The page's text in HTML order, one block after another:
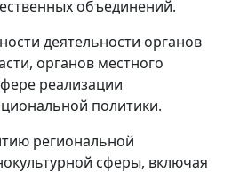
объединений.
деятельности органов
органов местного
реализации
политики.
региональной
сферы, включая